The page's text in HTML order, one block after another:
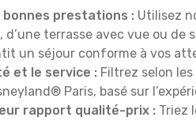
prestations : Utilisez
d’une terrasse avec vue ou
un séjour conforme à vos
et le service : Filtrez selon
Paris, basé sur
rapport qualité-prix : Triez